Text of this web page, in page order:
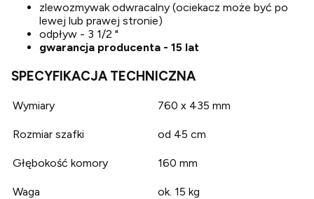
zlewozmywak odwracalny (ociekacz może być po
lewej lub prawej stronie)
odpływ - 3 1/2 "
gwarancja producenta - 15 lat
SPECYFIKACJA TECHNICZNA
Wymiary 760 x 435 mm
Rozmiar szafki od 45 cm
Głębokość komory 160 mm
Waga ok. 15 kg